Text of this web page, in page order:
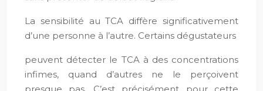
La sensibilité au TCA diffère significativement
d’une personne à l’autre. Certains dégustateurs
peuvent détecter le TCA à des concentrations
infimes, quand d’autres ne le perçoivent